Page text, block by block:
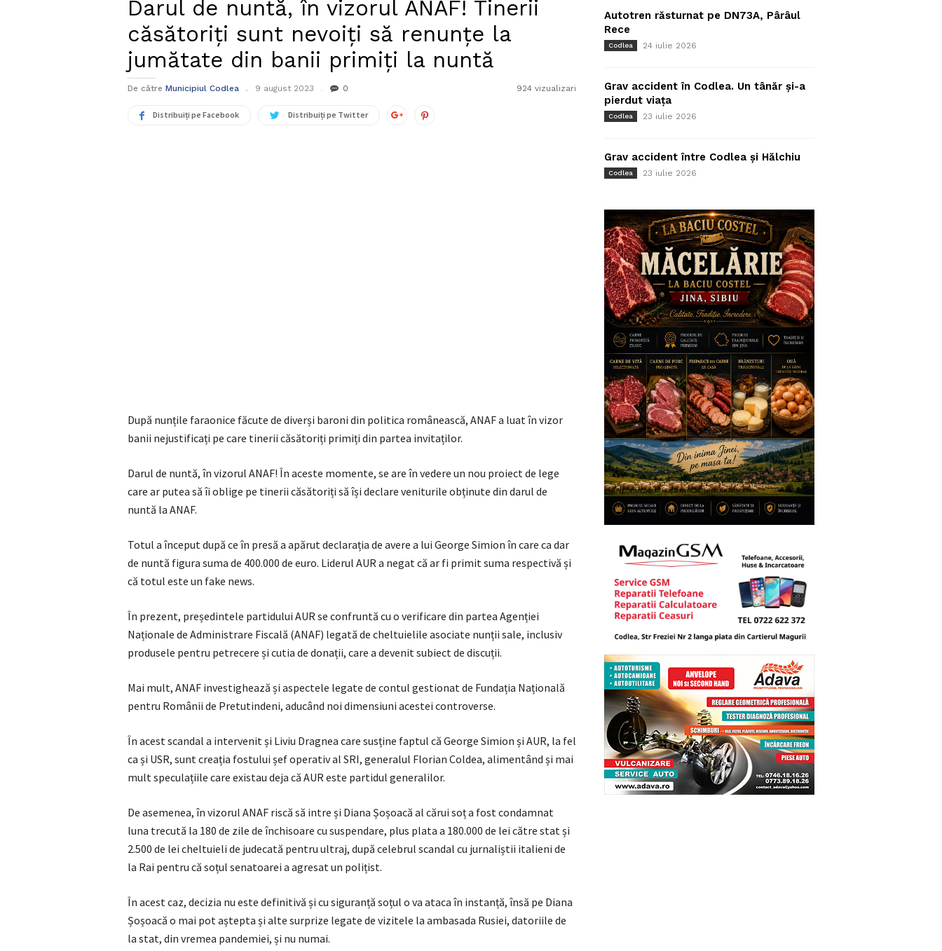
Darul de nuntă, în vizorul ANAF! Tinerii
căsătoriți sunt nevoiți să renunțe la
jumătate din banii primiți la nuntă
De către Municipiul Codlea 9 august 2023 0 924 vizualizari
Distribuiți pe Facebook Distribuiți pe Twitter
După nunțile faraonice făcute de diverși baroni din politica românească, ANAF a luat în vizor
banii nejustificați pe care tinerii căsătoriți primiți din partea invitaților.
Darul de nuntă, în vizorul ANAF! În aceste momente, se are în vedere un nou proiect de lege
care ar putea să îi oblige pe tinerii căsătoriți să își declare veniturile obținute din darul de
nuntă la ANAF.
Totul a început după ce în presă a apărut declarația de avere a lui George Simion în care ca dar
de nuntă figura suma de 400.000 de euro. Liderul AUR a negat că ar fi primit suma respectivă și
că totul este un fake news.
În prezent, președintele partidului AUR se confruntă cu o verificare din partea Agenției
Naționale de Administrare Fiscală (ANAF) legată de cheltuielile asociate nunții sale, inclusiv
produsele pentru petrecere și cutia de donații, care a devenit subiect de discuții.
Mai mult, ANAF investighează și aspectele legate de contul gestionat de Fundația Națională
pentru Românii de Pretutindeni, aducând noi dimensiuni acestei controverse.
În acest scandal a intervenit și Liviu Dragnea care susține faptul că George Simion și AUR, la fel
ca și USR, sunt creația fostului șef operativ al SRI, generalul Florian Coldea, alimentând și mai
mult speculațiile care existau deja că AUR este partidul generalilor.
De asemenea, în vizorul ANAF riscă să intre și Diana Șoșoacă al cărui soț a fost condamnat
luna trecută la 180 de zile de închisoare cu suspendare, plus plata a 180.000 de lei către stat și
2.500 de lei cheltuieli de judecată pentru ultraj, după celebrul scandal cu jurnaliștii italieni de
la Rai pentru că soțul senatoarei a agresat un polițist.
În acest caz, decizia nu este definitivă și cu siguranță soțul o va ataca în instanță, însă pe Diana
Șoșoacă o mai pot aștepta și alte surprize legate de vizitele la ambasada Rusiei, datoriile de
la stat, din vremea pandemiei, și nu numai.
Autotren răsturnat pe DN73A, Pârâul
Rece
Codlea 24 iulie 2026
Grav accident în Codlea. Un tânăr și-a
pierdut viața
Codlea 23 iulie 2026
Grav accident între Codlea și Hălchiu
Codlea 23 iulie 2026